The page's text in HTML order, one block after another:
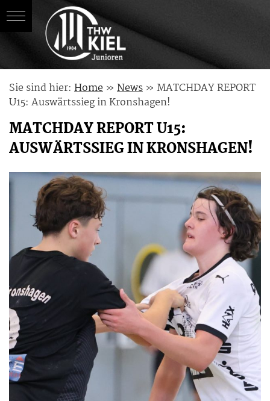
content
Sie sind hier: Home » News » MATCHDAY REPORT
U15: Auswärtssieg in Kronshagen!
MATCHDAY REPORT U15:
AUSWÄRTSSIEG IN KRONSHAGEN!